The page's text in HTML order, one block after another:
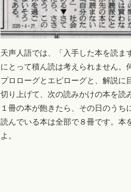
天声人語では、「入手した本を読ま
にとって積ん読は考えられません。
プロローグとエピローグと、解説に
切り上げて、次の読みかけの本を読
１冊の本が飽きたら、その日のう
読んでいる本は全部で８冊です。本
よ。